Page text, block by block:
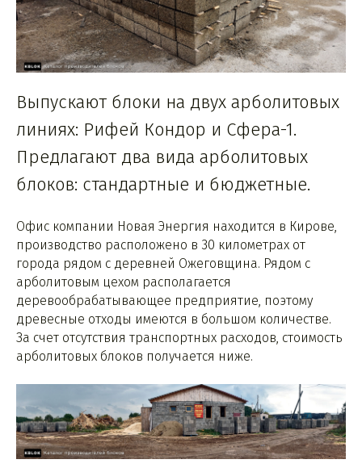
Выпускают блоки на двух арболитовых
линиях: Рифей Кондор и Сфера-1.
Предлагают два вида арболитовых
блоков: стандартные и бюджетные.
Офис компании Новая Энергия находится в Кирове,
производство расположено в 30 километрах от
города рядом с деревней Ожеговщина. Рядом с
арболитовым цехом располагается
деревообрабатывающее предприятие, поэтому
древесные отходы имеются в большом количестве.
За счет отсутствия транспортных расходов, стоимость
арболитовых блоков получается ниже.